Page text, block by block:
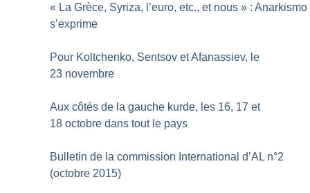
« La Grèce, Syriza, l’euro, etc., et nous » : Anarkismo
s’exprime
Pour Koltchenko, Sentsov et Afanassiev, le
23 novembre
Aux côtés de la gauche kurde, les 16, 17 et
18 octobre dans tout le pays
Bulletin de la commission International d’AL n°2
(octobre 2015)